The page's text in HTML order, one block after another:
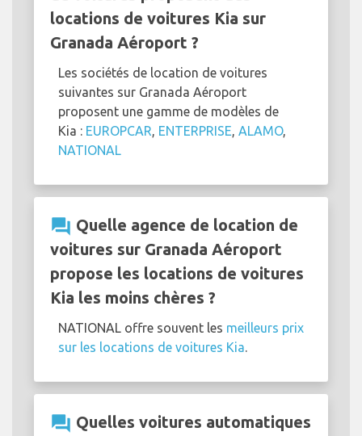
locations de voitures Kia sur
Granada Aéroport ?
Les sociétés de location de voitures
suivantes sur Granada Aéroport
proposent une gamme de modèles de
Kia : EUROPCAR, ENTERPRISE, ALAMO,
NATIONAL
question_answer Quelle agence de location de
voitures sur Granada Aéroport
propose les locations de voitures
Kia les moins chères ?
NATIONAL offre souvent les meilleurs prix
sur les locations de voitures Kia.
question_answer Quelles voitures automatiques